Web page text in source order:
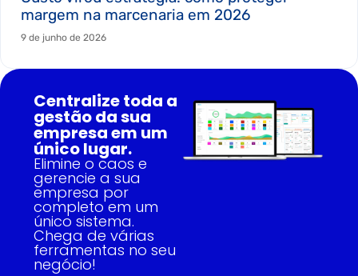
margem na marcenaria em 2026
9 de junho de 2026
Centralize toda a
gestão da sua
empresa em um
único lugar.
Elimine o caos e
gerencie a sua
empresa por
completo em um
único sistema.
Chega de várias
ferramentas no seu
negócio!